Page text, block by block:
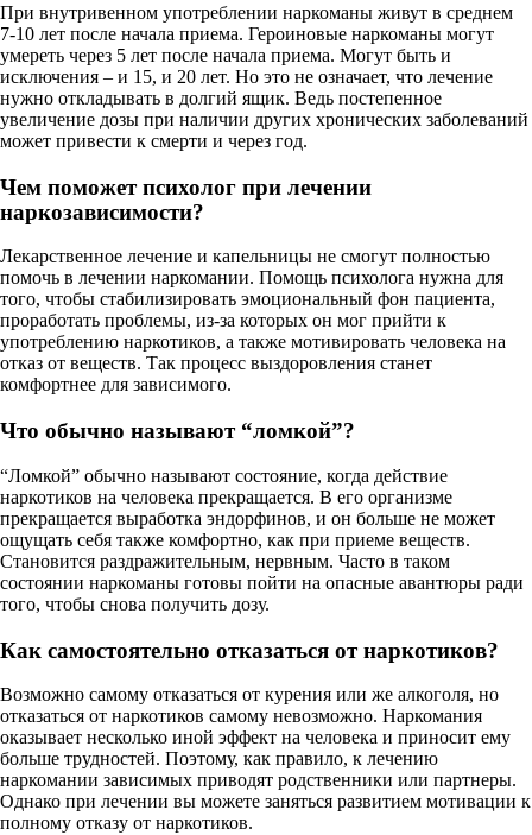
При внутривенном употреблении наркоманы живут в среднем
7-10 лет после начала приема. Героиновые наркоманы могут
умереть через 5 лет после начала приема. Могут быть и
исключения – и 15, и 20 лет. Но это не означает, что лечение
нужно откладывать в долгий ящик. Ведь постепенное
увеличение дозы при наличии других хронических заболеваний
может привести к смерти и через год.
Чем поможет психолог при лечении
наркозависимости?
Лекарственное лечение и капельницы не смогут полностью
помочь в лечении наркомании. Помощь психолога нужна для
того, чтобы стабилизировать эмоциональный фон пациента,
проработать проблемы, из-за которых он мог прийти к
употреблению наркотиков, а также мотивировать человека на
отказ от веществ. Так процесс выздоровления станет
комфортнее для зависимого.
Что обычно называют “ломкой”?
“Ломкой” обычно называют состояние, когда действие
наркотиков на человека прекращается. В его организме
прекращается выработка эндорфинов, и он больше не может
ощущать себя также комфортно, как при приеме веществ.
Становится раздражительным, нервным. Часто в таком
состоянии наркоманы готовы пойти на опасные авантюры ради
того, чтобы снова получить дозу.
Как самостоятельно отказаться от наркотиков?
Возможно самому отказаться от курения или же алкоголя, но
отказаться от наркотиков самому невозможно. Наркомания
оказывает несколько иной эффект на человека и приносит ему
больше трудностей. Поэтому, как правило, к лечению
наркомании зависимых приводят родственники или партнеры.
Однако при лечении вы можете заняться развитием мотивации к
полному отказу от наркотиков.